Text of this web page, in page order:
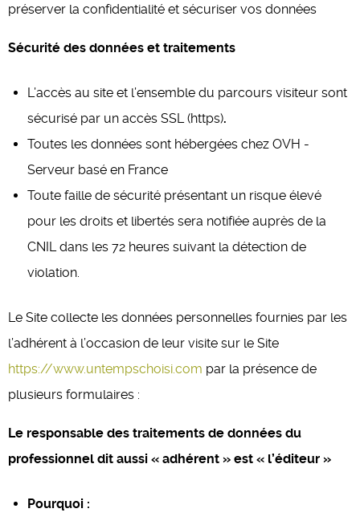
préserver la confidentialité et sécuriser vos données
Sécurité des données et traitements
L’accès au site et l’ensemble du parcours visiteur sont
sécurisé par un accès SSL (https).
Toutes les données sont hébergées chez OVH -
Serveur basé en France
Toute faille de sécurité présentant un risque élevé
pour les droits et libertés sera notifiée auprès de la
CNIL dans les 72 heures suivant la détection de
violation.
Le Site collecte les données personnelles fournies par les
l’adhérent à l’occasion de leur visite sur le Site
https://www.untempschoisi.com par la présence de
plusieurs formulaires :
Le responsable des traitements de données du
professionnel dit aussi « adhérent » est « l’éditeur »
Pourquoi :